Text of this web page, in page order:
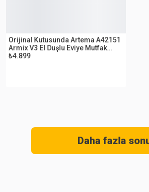
Orijinal Kutusunda Artema A42151
Armix V3 El Duşlu Eviye Mutfak
Bataryası
₺4.899
Daha fazla